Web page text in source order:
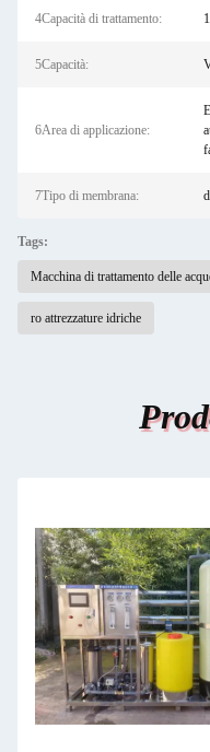
4Capacità di trattamento:
5Capacità:
6Area di applicazione:
7Tipo di membrana:
Tags:
Macchina di trattamento delle
ro attrezzature idriche